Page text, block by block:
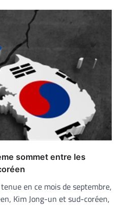
sommet entre les
en ce mois de septembre,
Kim Jong-un et sud-coréen,